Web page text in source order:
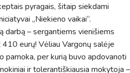
pyragais, šitaip siekdami
„Niekieno vaikai“.
darbą – sergantiems vienišiems
eurų! Vėliau Vargonų salėje
pamoka, per kurią buvo apdovanoti
ir tolerantiškiausia mokytoja –